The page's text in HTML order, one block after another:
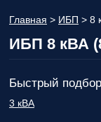
Главная > ИБП > 8
ИБП 8 кВА
Быстрый
3 кВА